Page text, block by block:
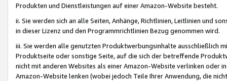
Produkten und Dienstleistungen auf einer Amazon-Website besteht.
ii. Sie werden sich an alle Seiten, Anhänge, Richtlinien, Leitlinien und
in dieser Lizenz und den Programmrichtlinien Bezug genommen wird.
iii. Sie werden alle genutzten Produktwerbungsinhalte ausschließlich
Produktseite oder sonstige Seite, auf die sich der betreffende
nicht mit anderen Websites als einer Amazon-Website verlinken oder
Amazon-Website lenken (wobei jedoch Teile Ihrer Anwendung, die